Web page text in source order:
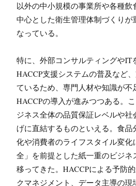
以外の中小規模の事業所や各種飲
中心とした衛生管理体制づくりが
なっている。
特に、外部コンサルティングやIT
HACCP支援システムの普及など
ているため、専門人材や知識が不
HACCPの導入が進みつつある。
ジネス全体の品質保証レベルや社
げに直結するものといえる。食品
化や消費者のライフスタイル変化
全」を前提とした紙一重のビジネ
移ってきた。HACCPによる予防
クマネジメント、データ主導の現